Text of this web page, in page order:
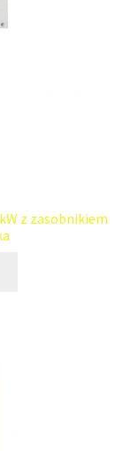
z zasobnikiem